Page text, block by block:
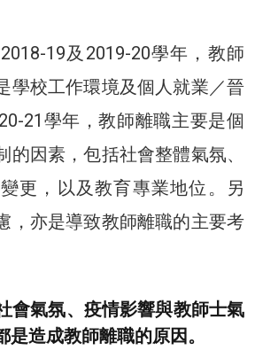
19及2019-20學年，教師
學校工作環境及個人就業／晉
21學年，教師離職主要是個
的因素，包括社會整體氣氛、
更，以及教育專業地位。另
，亦是導致教師離職的主要考
會氣氛、疫情影響與教師士氣
造成教師離職的原因。